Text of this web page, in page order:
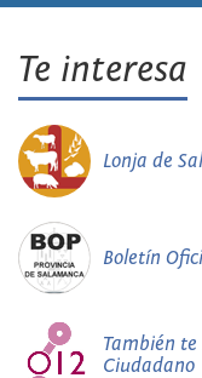
Te interesa
Lonja de
Boletín
También
Ciudadano